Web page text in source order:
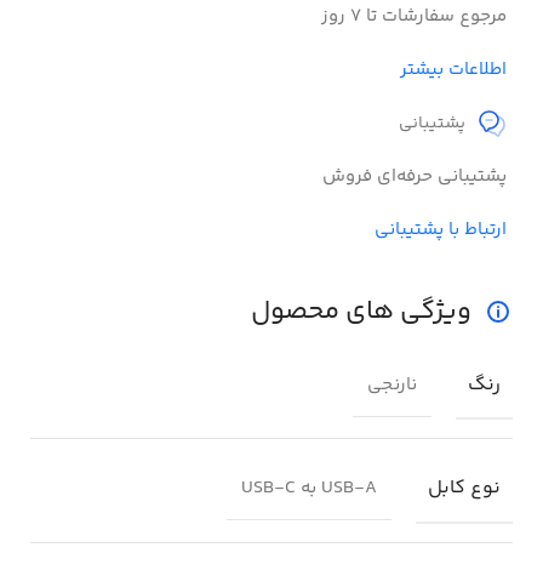
مرجوع سفارشات تا 7 روز
اطلاعات بیشتر
پشتیبانی
پشتیبانی حرفه‌ای فروش
ارتباط با پشتیبانی
ویژگی های محصول
رنگ نارنجی
نوع کابل USB-A به USB-C